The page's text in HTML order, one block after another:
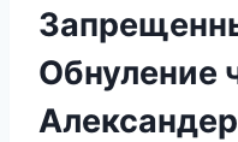
Обнуление
Александер